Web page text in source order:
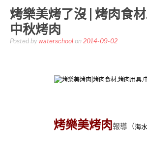
烤樂美烤了沒 | 烤肉食
中秋烤肉
Posted by waterschool on 2014-09-02
烤樂美烤肉報導 （海